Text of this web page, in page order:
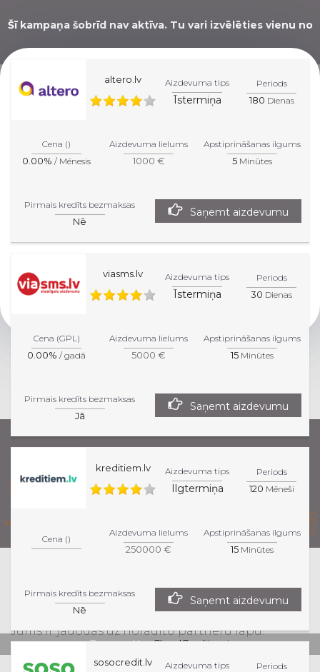
Šī kampaņa šobrīd nav aktīva. Tu vari izvēlēties vienu no
IZVĒLĒTIES LABĀKO
AIZDEVUMU!
altero.lv Aizdevuma tips
Īstermiņa
Periods
180 Dienas
Cena ()
0.00% / Mēnesis
Aizdevuma lielums
1000 €
Apstiprināšanas ilgums
5 Minūtes
Pirmais kredīts bezmaksas
Nē
Saņemt aizdevumu
viasms.lv Aizdevuma tips
Īstermiņa
Periods
30 Dienas
Cena (GPL)
0.00% / gadā
Aizdevuma lielums
5000 €
Apstiprināšanas ilgums
15 Minūtes
Pirmais kredīts bezmaksas
Jā
Saņemt aizdevumu
kreditiem.lv Aizdevuma tips
Ilgtermiņa
Periods
120 Mēneši
Cena ()
Aizdevuma lielums
250000 €
Apstiprināšanas ilgums
15 Minūtes
Pirmais kredīts bezmaksas
Nē
Saņemt aizdevumu
sosocredit.lv Aizdevuma tips Periods
informatīva. Lai iegūtu precīzu informāciju par
attēlotajiem produktiem un pakalpojumiem,
Jums ir jādodas uz norādīto partneru lapu.
Powered byCloudCredit.net